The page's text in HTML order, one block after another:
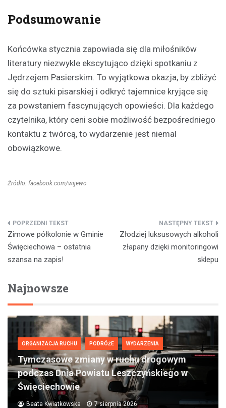
Podsumowanie
Końcówka stycznia zapowiada się dla miłośników
literatury niezwykle ekscytująco dzięki spotkaniu z
Jędrzejem Pasierskim. To wyjątkowa okazja, by zbliżyć
się do sztuki pisarskiej i odkryć tajemnice kryjące się
za powstaniem fascynujących opowieści. Dla każdego
czytelnika, który ceni sobie możliwość bezpośredniego
kontaktu z twórcą, to wydarzenie jest niemal
obowiązkowe.
Źródło: facebook.com/wijewo
Nawigacja
wpisu
Zimowe półkolonie w Gminie
Święciechowa – ostatnia
szansa na zapis!
Złodziej luksusowych alkoholi
złapany dzięki monitoringowi
sklepu
Najnowsze
ORGANIZACJA RUCHU PODRÓŻE WYDARZENIA
Tymczasowe zmiany w ruchu drogowym
podczas Dnia Powiatu Leszczyńskiego w
Święciechowie
Beata Kwiatkowska 7 sierpnia 2026